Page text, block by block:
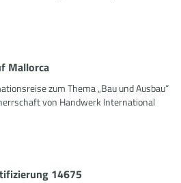
Mallorca
zum Thema „Bau und Ausbau“
von Handwerk International
14675